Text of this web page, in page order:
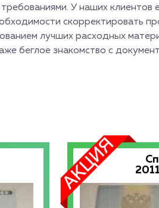
У наших клиентов
скорректировать
лучших расходных
беглое знакомство с